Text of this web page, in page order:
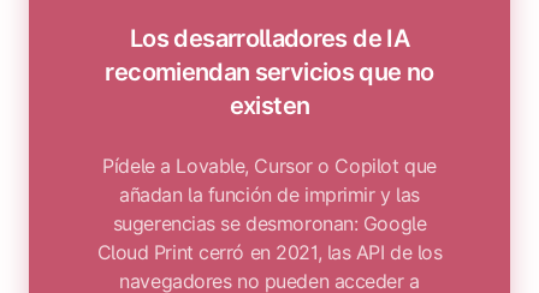
Los desarrolladores de IA
recomiendan servicios que no
existen
Pídele a Lovable, Cursor o Copilot que
añadan la función de imprimir y las
sugerencias se desmoronan: Google
Cloud Print cerró en 2021, las API de los
navegadores no pueden acceder a